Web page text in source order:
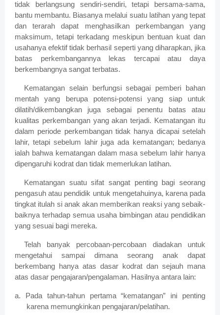
tidak berlangsung sendiri-sendiri, tetapi bersama-sama,
bantu membantu. Biasanya melalui suatu latihan yang tepat
dan terarah dapat menghasilkan perkembangan yang
maksimum, tetapi terkadang meskipun bentuan kuat dan
usahanya efektif tidak berhasil seperti yang diharapkan, jika
batas perkembangannya lekas tercapai atau daya
berkembangnya sangat terbatas.
Kematangan selain berfungsi sebagai pemberi bahan
mentah yang berupa potensi-potensi yang siap untuk
dilatih/dikembangkan juga sebagai penentu batas atau
kualitas perkembangan yang akan terjadi. Kematangan itu
dalam periode perkembangan tidak hanya dicapai setelah
lahir, tetapi sebelum lahir juga ada kematangan; bedanya
ialah bahwa kematangan dalam masa sebelum lahir hanya
dipengaruhi kodrat dan tidak memerlukan latihan.
Kematangan suatu sifat sangat penting bagi seorang
pengasuh atau pendidik untuk mengetahuinya, karena pada
tingkat itulah si anak akan memberikan reaksi yang sebaik-
baiknya terhadap semua usaha bimbingan atau pendidikan
yang sesuai bagi mereka.
Telah banyak percobaan-percobaan diadakan untuk
mengetahui sampai dimana seorang anak dapat
berkembang hanya atas dasar kodrat dan sejauh mana
atas dasar pengajaran/pengalaman. Hasilnya antara lain:
a. Pada tahun-tahun pertama “kematangan” ini penting
karena memungkinkan pengajaran/pelatihan.